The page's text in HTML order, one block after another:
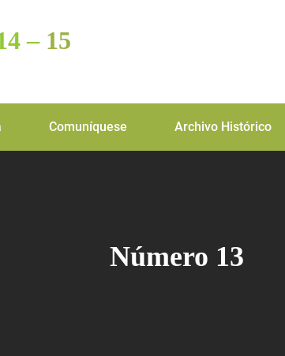
– 15
Comuníquese Archivo Histórico
Número 13